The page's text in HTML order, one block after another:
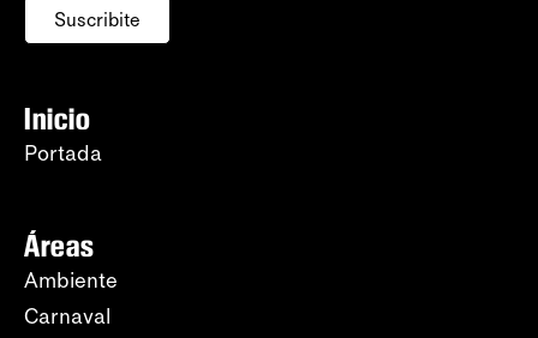
Suscribite
Inicio
Portada
Áreas
Ambiente
Carnaval